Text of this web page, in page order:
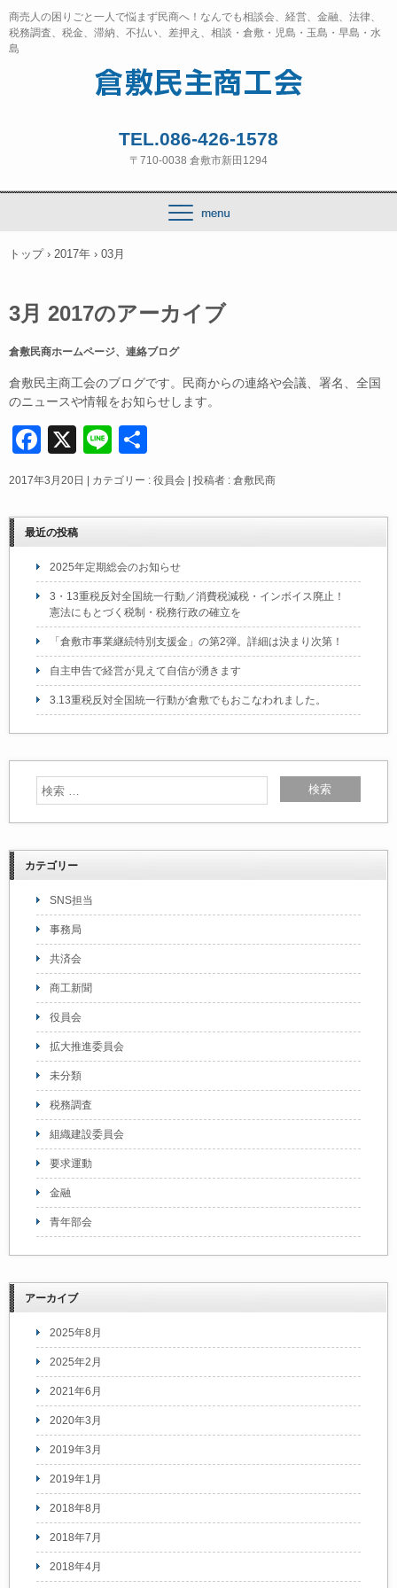
商売人の困りごと一人で悩まず民商へ！なんでも相談会、経営、金融、法律、
税務調査、税金、滞納、不払い、差押え、相談・倉敷・児島・玉島・早島・水
島
TEL.086-426-1578
〒710-0038 倉敷市新田1294
トップ › 2017年 › 03月
3月 2017のアーカイブ
倉敷民商ホームページ、連絡ブログ
倉敷民主商工会のブログです。 民商からの連絡や会議、署名、全国
のニュースや情報をお知らせします。
F
a
c
e
o
o
k
X
Li
n
有
2017年3月20日 カテゴリー : 役員会 投稿者 : 倉敷民商
最近の投稿
2025年定期総会のお知らせ
3・13重税反対全国統一行動／消費税減税・インボイス廃止！
憲法にもとづく税制・税務行政の確立を
「倉敷市事業継続特別支援金」の第2弾。詳細は決まり次第！
自主申告で経営が見えて自信が湧きます
3.13重税反対全国統一行動が倉敷でもおこなわれました。
カテゴリー
SNS担当
事務局
共済会
商工新聞
役員会
拡大推進委員会
未分類
税務調査
組織建設委員会
要求運動
金融
青年部会
アーカイブ
2025年8月
2025年2月
2021年6月
2020年3月
2019年3月
2019年1月
2018年8月
2018年7月
2018年4月